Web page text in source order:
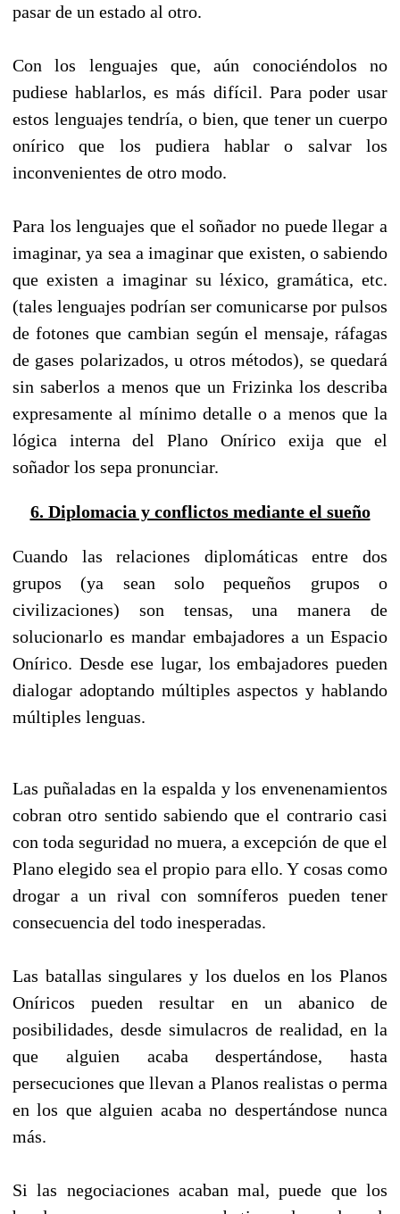
pasar de un estado al otro.
Con los lenguajes que, aún conociéndolos no
pudiese hablarlos, es más difícil. Para poder usar
estos lenguajes tendría, o bien, que tener un cuerpo
onírico que los pudiera hablar o salvar los
inconvenientes de otro modo.
Para los lenguajes que el soñador no puede llegar a
imaginar, ya sea a imaginar que existen, o sabiendo
que existen a imaginar su léxico, gramática, etc.
(tales lenguajes podrían ser comunicarse por pulsos
de fotones que cambian según el mensaje, ráfagas
de gases polarizados, u otros métodos), se quedará
sin saberlos a menos que un Frizinka los describa
expresamente al mínimo detalle o a menos que la
lógica interna del Plano Onírico exija que el
soñador los sepa pronunciar.
6. Diplomacia y conflictos mediante el sueño
Cuando las relaciones diplomáticas entre dos
grupos (ya sean solo pequeños grupos o
civilizaciones) son tensas, una manera de
solucionarlo es mandar embajadores a un Espacio
Onírico. Desde ese lugar, los embajadores pueden
dialogar adoptando múltiples aspectos y hablando
múltiples lenguas.
Las puñaladas en la espalda y los envenenamientos
cobran otro sentido sabiendo que el contrario casi
con toda seguridad no muera, a excepción de que el
Plano elegido sea el propio para ello. Y cosas como
drogar a un rival con somníferos pueden tener
consecuencia del todo inesperadas.
Las batallas singulares y los duelos en los Planos
Oníricos pueden resultar en un abanico de
posibilidades, desde simulacros de realidad, en la
que alguien acaba despertándose, hasta
persecuciones que llevan a Planos realistas o perma
en los que alguien acaba no despertándose nunca
más.
Si las negociaciones acaban mal, puede que los